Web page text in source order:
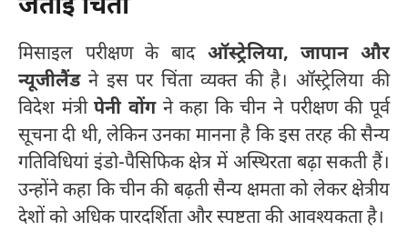
जताई चिंता
मिसाइल परीक्षण के बाद ऑस्ट्रेलिया, जापान और
न्यूजीलैंडने इस पर चिंता व्यक्त की है। ऑस्ट्रेलिया की
विदेश मंत्रीपेनी वोंगने कहा कि चीन ने परीक्षण की पूर्व
सूचना दी थी, लेकिन उनका मानना है कि इस तरह की सैन्य
गतिविधियां इंडो-पैसिफिक क्षेत्र में अस्थिरता बढ़ा सकती हैं।
उन्होंने कहा कि चीन की बढ़ती सैन्य क्षमता को लेकर क्षेत्रीय
देशों को अधिक पारदर्शिता और स्पष्टता की आवश्यकता है।